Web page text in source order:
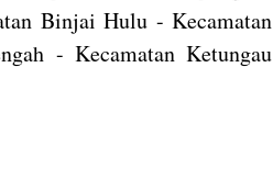
Binjai Hulu - Kecamatan
- Kecamatan Ketungau